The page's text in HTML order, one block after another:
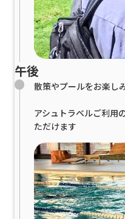
午後
散策やプールをお楽し
アシュトラベルご利用
ただけます